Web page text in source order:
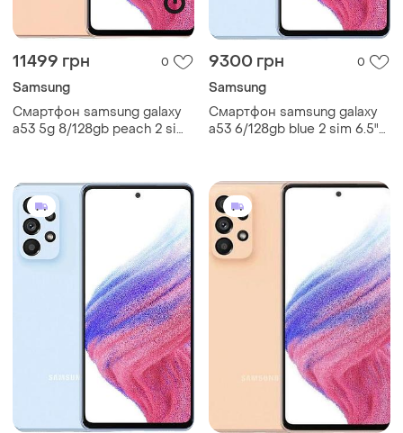
11499 грн 0
Samsung
Смартфон samsung galaxy
a53 5g 8/128gb peach 2 sim
9300 грн 0
Samsung
Смартфон samsung galaxy
a53 6/128gb blue 2 sim 6.5"